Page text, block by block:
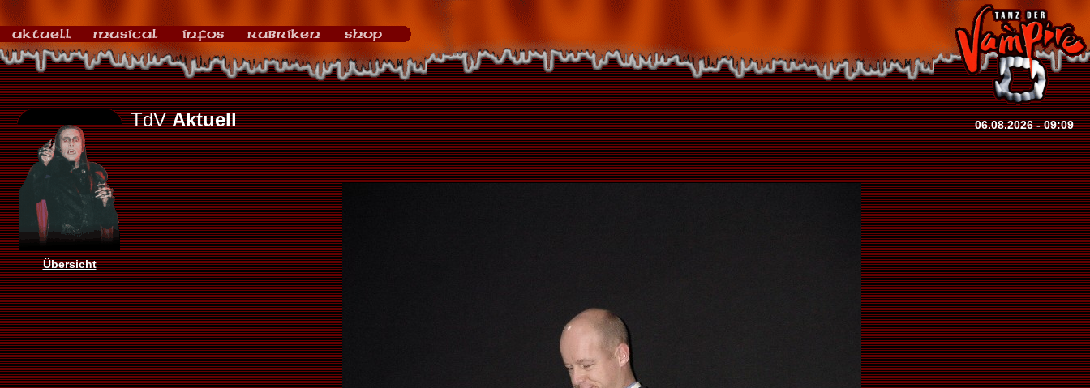
Übersicht
TdVAktuell 06.08.2026 - 09:09